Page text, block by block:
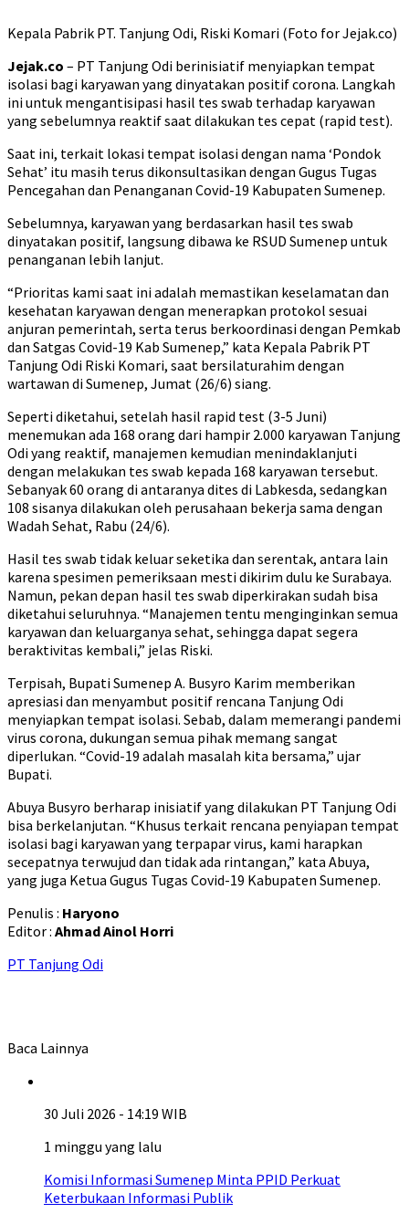
Kepala Pabrik PT. Tanjung Odi, Riski Komari (Foto for Jejak.co)
Jejak.co – PT Tanjung Odi berinisiatif menyiapkan tempat
isolasi bagi karyawan yang dinyatakan positif corona. Langkah
ini untuk mengantisipasi hasil tes swab terhadap karyawan
yang sebelumnya reaktif saat dilakukan tes cepat (rapid test).
Saat ini, terkait lokasi tempat isolasi dengan nama ‘Pondok
Sehat’ itu masih terus dikonsultasikan dengan Gugus Tugas
Pencegahan dan Penanganan Covid-19 Kabupaten Sumenep.
Sebelumnya, karyawan yang berdasarkan hasil tes swab
dinyatakan positif, langsung dibawa ke RSUD Sumenep untuk
penanganan lebih lanjut.
“Prioritas kami saat ini adalah memastikan keselamatan dan
kesehatan karyawan dengan menerapkan protokol sesuai
anjuran pemerintah, serta terus berkoordinasi dengan Pemkab
dan Satgas Covid-19 Kab Sumenep,” kata Kepala Pabrik PT
Tanjung Odi Riski Komari, saat bersilaturahim dengan
wartawan di Sumenep, Jumat (26/6) siang.
Seperti diketahui, setelah hasil rapid test (3-5 Juni)
menemukan ada 168 orang dari hampir 2.000 karyawan Tanjung
Odi yang reaktif, manajemen kemudian menindaklanjuti
dengan melakukan tes swab kepada 168 karyawan tersebut.
Sebanyak 60 orang di antaranya dites di Labkesda, sedangkan
108 sisanya dilakukan oleh perusahaan bekerja sama dengan
Wadah Sehat, Rabu (24/6).
Hasil tes swab tidak keluar seketika dan serentak, antara lain
karena spesimen pemeriksaan mesti dikirim dulu ke Surabaya.
Namun, pekan depan hasil tes swab diperkirakan sudah bisa
diketahui seluruhnya. “Manajemen tentu menginginkan semua
karyawan dan keluarganya sehat, sehingga dapat segera
beraktivitas kembali,” jelas Riski.
Terpisah, Bupati Sumenep A. Busyro Karim memberikan
apresiasi dan menyambut positif rencana Tanjung Odi
menyiapkan tempat isolasi. Sebab, dalam memerangi pandemi
virus corona, dukungan semua pihak memang sangat
diperlukan. “Covid-19 adalah masalah kita bersama,” ujar
Bupati.
Abuya Busyro berharap inisiatif yang dilakukan PT Tanjung Odi
bisa berkelanjutan. “Khusus terkait rencana penyiapan tempat
isolasi bagi karyawan yang terpapar virus, kami harapkan
secepatnya terwujud dan tidak ada rintangan,” kata Abuya,
yang juga Ketua Gugus Tugas Covid-19 Kabupaten Sumenep.
Penulis : Haryono
Editor : Ahmad Ainol Horri
PT Tanjung Odi
Baca Lainnya
30 Juli 2026 - 14:19 WIB
1 minggu yang lalu
Komisi Informasi Sumenep Minta PPID Perkuat
Keterbukaan Informasi Publik